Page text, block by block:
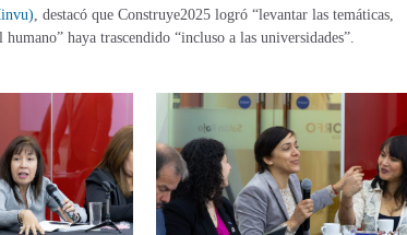
, destacó que Construye2025 logró “levantar las temáticas,
haya trascendido “incluso a las universidades”.